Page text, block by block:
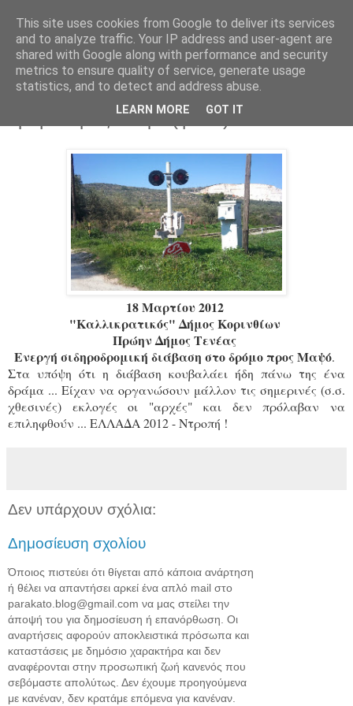
Parakato.gr
Ενεργή σιδηροδρομική διάβαση στο
δρόμο προς Μαψό (φωτο)
18 Μαρτίου 2012
"Καλλικρατικός" Δήμος Κορινθίων
Πρώην Δήμος Τενέας
Ενεργή σιδηροδρομική διάβαση στο δρόμο προς Μαψό.
Στα υπόψη ότι η διάβαση κουβαλάει ήδη πάνω της ένα
δράμα ... Είχαν να οργανώσουν μάλλον τις σημερινές (σ.σ.
χθεσινές) εκλογές οι "αρχές" και δεν πρόλαβαν να
επιληφθούν ... ΕΛΛΑΔΑ 2012 - Ντροπή !
Δεν υπάρχουν σχόλια:
Δημοσίευση σχολίου
Όποιος πιστεύει ότι θίγεται από κάποια ανάρτηση
ή θέλει να απαντήσει αρκεί ένα απλό mail στο
parakato.blog@gmail.com να μας στείλει την
άποψή του για δημοσίευση ή επανόρθωση. Οι
αναρτήσεις αφορούν αποκλειστικά πρόσωπα και
καταστάσεις με δημόσιο χαρακτήρα και δεν
αναφέρονται στην προσωπική ζωή κανενός που
σεβόμαστε απολύτως. Δεν έχουμε προηγούμενα
με κανέναν, δεν κρατάμε επόμενα για κανέναν.
This site uses cookies from Google to deliver its services
and to analyze traffic. Your IP address and user-agent are
shared with Google along with performance and security
metrics to ensure quality of service, generate usage
statistics, and to detect and address abuse.
LEARN MORE GOT IT